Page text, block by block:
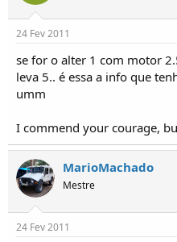
24 Fev 2011
se for o alter 1 com motor
leva 5.. é essa a info que
umm
I commend your courage,
MarioMachado
Mestre
24 Fev 2011